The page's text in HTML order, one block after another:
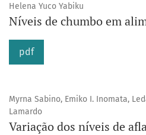
Helena Yuco Yabiku
Níveis de chumbo em
pdf
Myrna Sabino, Emiko I. Inomata,
Lamardo
Variação dos níveis de